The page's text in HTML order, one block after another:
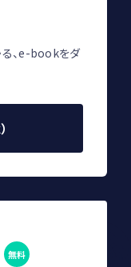
る、e-bookをダ
無料